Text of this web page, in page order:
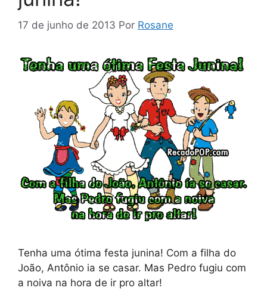
17 de junho de 2013 Por Rosane
Tenha uma ótima festa junina! Com a filha do
João, Antônio ia se casar. Mas Pedro fugiu com
a noiva na hora de ir pro altar!